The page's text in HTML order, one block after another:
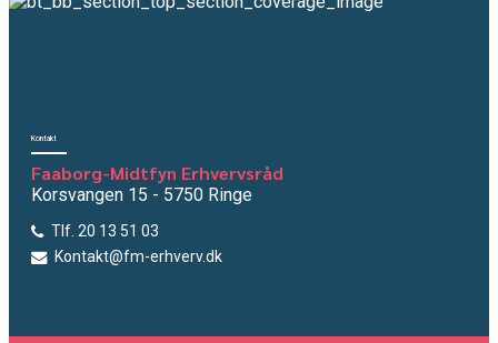
Kontakt
Faaborg-Midtfyn Erhvervsråd
Korsvangen 15 - 5750 Ringe
Tlf. 20 13 51 03
Kontakt@fm-erhverv.dk